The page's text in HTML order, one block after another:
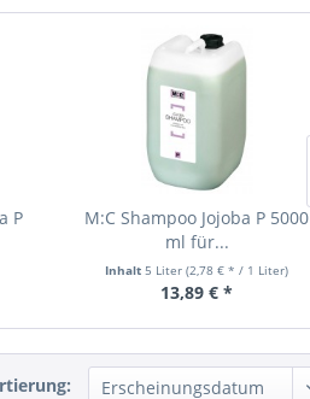
P
M:C Shampoo Jojoba P 5000
ml für...
Inhalt5 Liter(2,78 € * / 1 Liter)
13,89 € *